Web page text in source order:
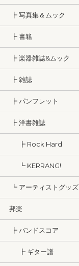
┣ 写真集＆ムック
┣ 書籍
┣ 楽器雑誌&ムック
┣ 雑誌
┣ パンフレット
┣ 洋書雑誌
┣ Rock Hard
┗ KERRANG!
┗ アーティストグッズ
邦楽
┣ バンドスコア
┣ ギター譜